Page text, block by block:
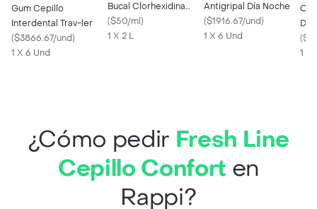
Gum Cepillo
Interdental Trav-ler
($3866.67/und)
1 X 6 Und
Bucal Clorhexidina
Periogard
($50/ml)
1 X 2 L
Antigripal Día Noche
($1916.67/und)
1 X 6 Und
(
1 X
¿Cómo pedir Fresh Line
Cepillo Confort en
Rappi?